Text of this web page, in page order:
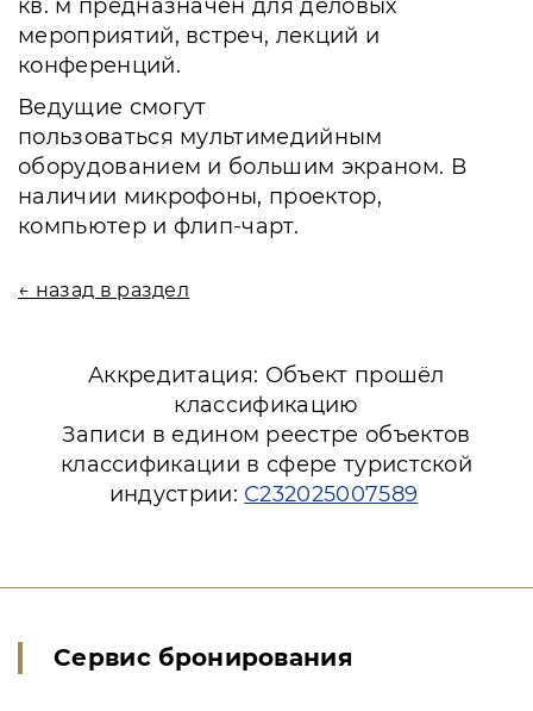
кв. м предназначен для деловых
мероприятий, встреч, лекций и
конференций.
Ведущие смогут
пользоваться мультимедийным
оборудованием и большим экраном. В
наличии микрофоны, проектор,
компьютер и флип-чарт.
← назад в раздел
Аккредитация: Объект прошёл
классификацию
Записи в едином реестре объектов
классификации в сфере туристской
индустрии: С232025007589
Сервис бронирования